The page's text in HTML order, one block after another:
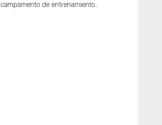
campamento de entrenamiento.